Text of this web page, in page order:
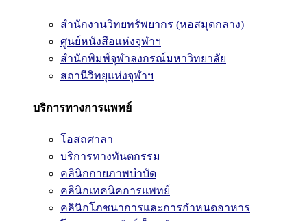
สำนักงานวิทยทรัพยากร (หอสมุดกลาง)
ศูนย์หนังสือแห่งจุฬาฯ
สำนักพิมพ์จุฬาลงกรณ์มหาวิทยาลัย
สถานีวิทยุแห่งจุฬาฯ
บริการทางการแพทย์
โอสถศาลา
บริการทางทันตกรรม
คลินิกกายภาพบำบัด
คลินิกเทคนิคการแพทย์
คลินิกโภชนาการและการกำหนดอาหาร